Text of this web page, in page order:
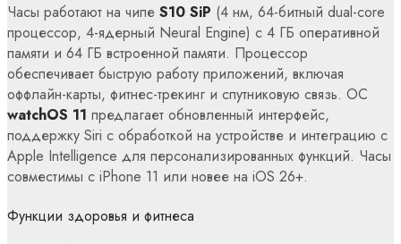
Часы работают на чипе S10 SiP (4 нм, 64-битный dual-core
процессор, 4-ядерный Neural Engine) с 4 ГБ оперативной
памяти и 64 ГБ встроенной памяти. Процессор
обеспечивает быструю работу приложений, включая
оффлайн-карты, фитнес-трекинг и спутниковую связь. ОС
watchOS 11 предлагает обновленный интерфейс,
поддержку Siri с обработкой на устройстве и интеграцию с
Apple Intelligence для персонализированных функций. Часы
совместимы с iPhone 11 или новее на iOS 26+.
Функции здоровья и фитнеса